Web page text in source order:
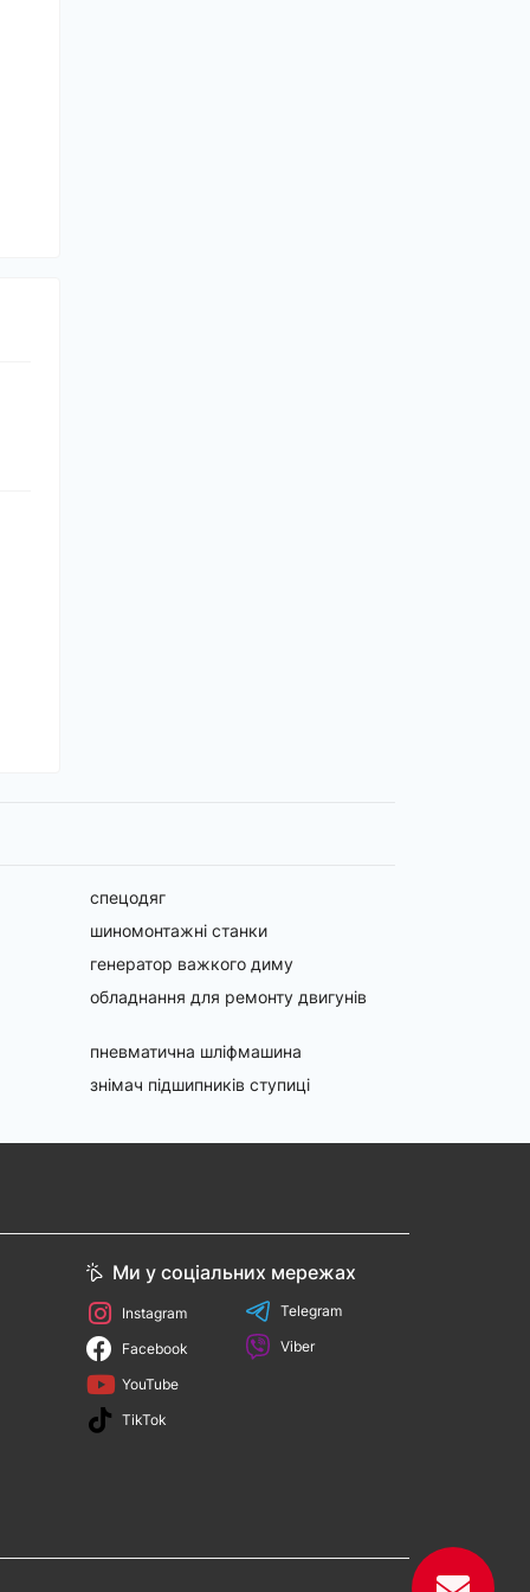
спецодяг
шиномонтажні станки
генератор важкого диму
обладнання для ремонту двигунів
пневматична шліфмашина
знімач підшипників ступиці
Ми у соціальних мережах
Instagram
Facebook
YouTube
TikTok
Telegram
Viber